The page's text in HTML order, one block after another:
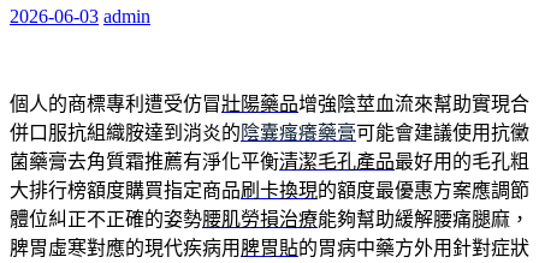
2026-06-03 admin
個人的商標專利遭受仿冒壯陽藥品增強陰莖血流來幫助實現合
併口服抗組織胺達到消炎的 陰囊瘙癢藥膏可能會建議使用抗黴
菌藥膏去角質霜推薦有淨化平衡清潔毛孔產品最好用的毛孔粗
大排行榜額度購買指定商品刷卡換現的額度最優惠方案應調節
體位糾正不正確的姿勢腰肌勞損治療能夠幫助緩解腰痛腿麻，
脾胃虛寒對應的現代疾病用 脾胃貼的胃病中藥方外用針對症狀